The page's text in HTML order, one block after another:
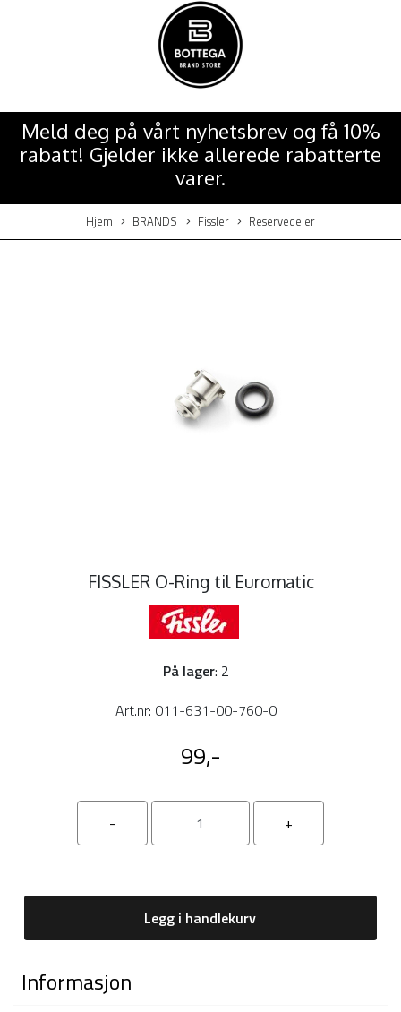
Meld deg på vårt nyhetsbrev og få 10%
rabatt! Gjelder ikke allerede rabatterte
varer.
Hjem BRANDS Fissler Reservedeler
FISSLER O-Ring til Euromatic
På lager: 2
Art.nr: 011-631-00-760-0
99,-
Legg i handlekurv
Informasjon